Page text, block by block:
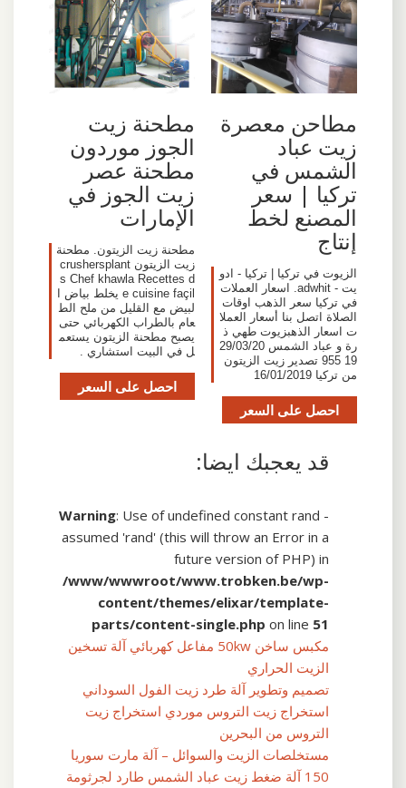
مطاحن معصرة
زيت عباد
الشمس في
تركيا | سعر
المصنع لخط
إنتاج
الزيوت في تركيا | تركيا - ادو
يت - adwhit. اسعار العملات
في تركيا سعر الذهب اوقات
الصلاة اتصل بنا أسعار العملا
ت اسعار الذهبزيوت طهي ذ
رة و عباد الشمس 29/03/20
19 955 تصدير زيت الزيتون
من تركيا 16/01/2019
احصل على السعر
مطحنة زيت
الجوز موردون
مطحنة عصر
زيت الجوز في
الإمارات
مطحنة زيت الزيتون. مطحنة
زيت الزيتون crushersplant
s Chef khawla Recettes d
e cuisine façil يخلط بياض ا
لبيض مع القليل من ملح الط
عام بالطراب الكهربائي حتى
يصبح مطحنة الزيتون يستعم
ل في البيت استشاري .
احصل على السعر
قد يعجبك ايضا:
Warning: Use of undefined constant rand -
assumed 'rand' (this will throw an Error in a
future version of PHP) in
/www/wwwroot/www.trobken.be/wp-
content/themes/elixar/template-
parts/content-single.php on line 51
مكبس ساخن 50kw مفاعل كهربائي آلة تسخين
الزيت الحراري
تصميم وتطوير آلة طرد زيت الفول السوداني
استخراج زيت التروس موردي استخراج زيت
التروس من البحرين
مستخلصات الزيت والسوائل – آلة مارت سوريا
150 آلة ضغط زيت عباد الشمس طارد لجرثومة